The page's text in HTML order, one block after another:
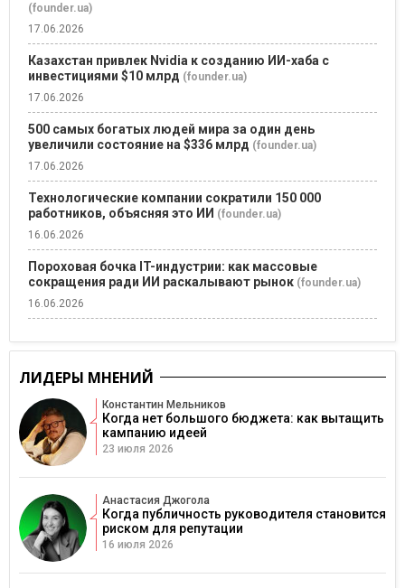
(founder.ua)
17.06.2026
Казахстан привлек Nvidia к созданию ИИ-хаба с
инвестициями $10 млрд (founder.ua)
17.06.2026
500 самых богатых людей мира за один день
увеличили состояние на $336 млрд (founder.ua)
17.06.2026
Технологические компании сократили 150 000
работников, объясняя это ИИ (founder.ua)
16.06.2026
Пороховая бочка IT-индустрии: как массовые
сокращения ради ИИ раскалывают рынок (founder.ua)
16.06.2026
ЛИДЕРЫ МНЕНИЙ
Константин Мельников
Когда нет большого бюджета: как вытащить
кампанию идеей
23 июля 2026
Анастасия Джогола
Когда публичность руководителя становится
риском для репутации
16 июля 2026